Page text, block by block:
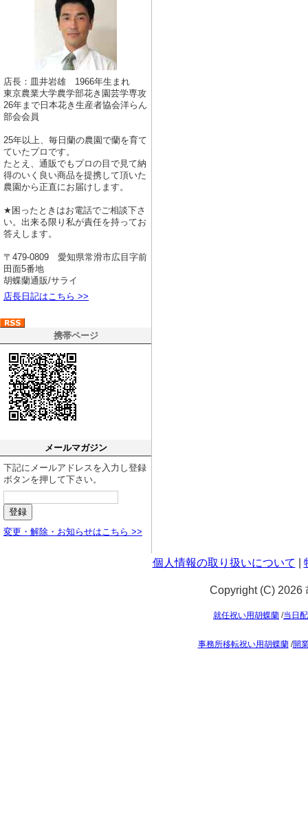
店長：皿井岩雄 1966年生まれ
東京農業大学農学部花き園芸学専攻
26年まで日本花き生産者協会洋らん
部会会員
25年以上、毎日蘭の農園で蘭を育て
ていたプロです。
たとえ、通販でもプロの目で見て納
得のいく良い商品を提携して頂いた
農園から正直にお届けします。
★困ったときはお電話でご相談下さ
い。出来る限り私が責任を持ってお
答えします。
〒479-0809 愛知県常滑市広目字前
田面5番地
胡蝶蘭通販/サライ
店長日記はこちら >>
携帯ページ
メールマガジン
下記にメールアドレスを入力し登録
ボタンを押して下さい。
変更・解除・お知らせはこちら >>
個人情報の取り扱いについて
Copyright (C) 2026
就任祝い用胡蝶蘭 /当日
事務所移転祝い用胡蝶蘭/開